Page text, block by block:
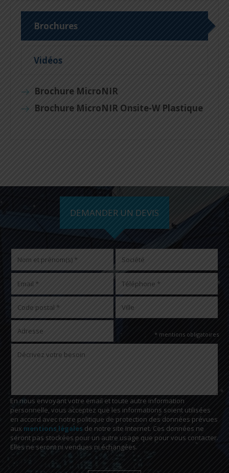
Brochures
Vidéos
Brochure MicroNIR
Brochure MicroNIR Onsite-W Plastique
DEMANDER UN DEVIS
* mentions obligatoires
En nous envoyant votre email et toute autre information
personnelle, vous acceptez que les informations soient utilisées
en accord avec notre politique de protection des données prévues
aux mentions légales de notre site Internet. Ces données ne
seront pas stockées pour un autre usage que pour vous contacter.
Elles ne seront ni vendues ni échangées.